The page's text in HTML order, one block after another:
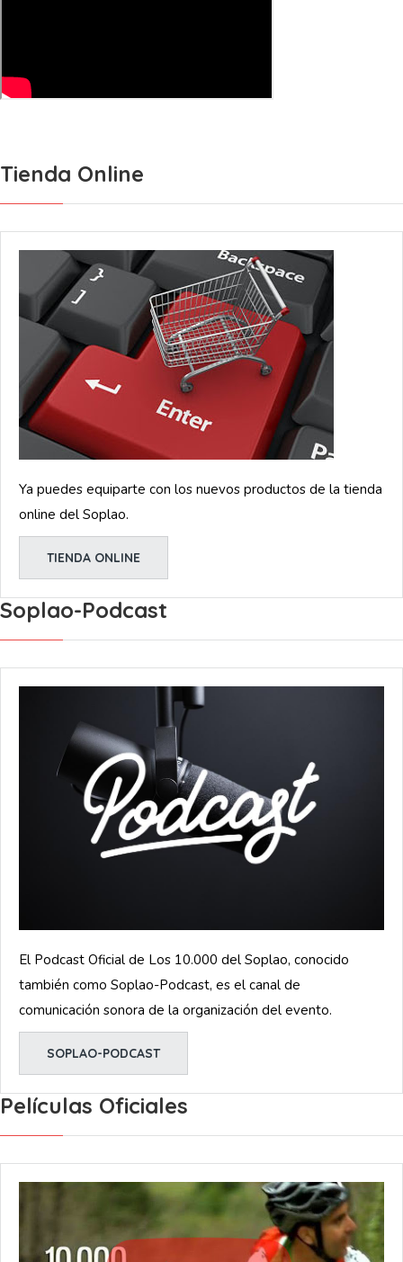
Tienda Online
Ya puedes equiparte con los nuevos productos de la tienda
online del Soplao.
TIENDA ONLINE
Soplao-Podcast
El Podcast Oficial de Los 10.000 del Soplao, conocido
también como Soplao-Podcast, es el canal de
comunicación sonora de la organización del evento.
SOPLAO-PODCAST
Películas Oficiales